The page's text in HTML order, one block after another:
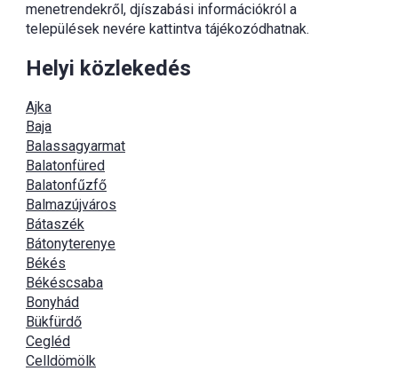
menetrendekről, djíszabási információkról a
települések nevére kattintva tájékozódhatnak.
Helyi közlekedés
Ajka
Baja
Balassagyarmat
Balatonfüred
Balatonfűzfő
Balmazújváros
Bátaszék
Bátonyterenye
Békés
Békéscsaba
Bonyhád
Bükfürdő
Cegléd
Celldömölk